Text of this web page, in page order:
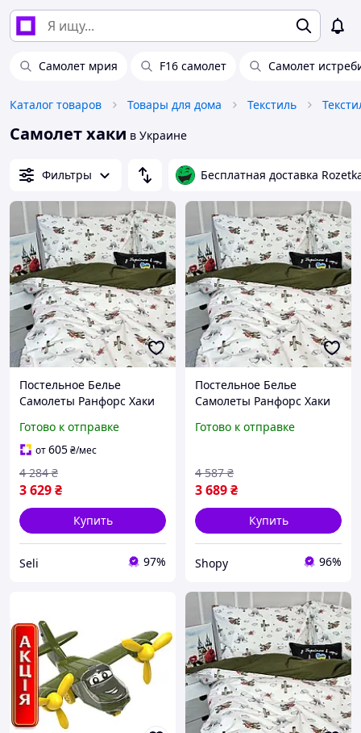
Самолет мрия F16 самолет Самолет
Каталог товаров Товары для дома Текстиль
Самолет хаки в Украине
Фильтры Бесплатная доставка
Постельное Белье
Самолеты Ранфорс Хаки
Літачки Ранфорс Хакі
Готово к отправке
от605₴/мес
3 629₴
4 284 ₴
Купить
Seli 97%
Постельное Белье
Самолеты Ранфорс Хаки
Літачки Ранфорс Хакі
Готово к отправке
3 689₴
4 587 ₴
Купить
Shopy 96%